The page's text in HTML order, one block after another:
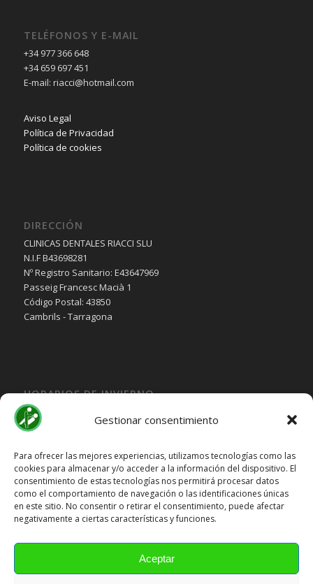
Gestionar consentimiento
Para ofrecer las mejores experiencias, utilizamos tecnologías como las
cookies para almacenar y/o acceder a la información del dispositivo. El
consentimiento de estas tecnologías nos permitirá procesar datos
como el comportamiento de navegación o las identificaciones únicas
en este sitio. No consentir o retirar el consentimiento, puede afectar
negativamente a ciertas características y funciones.
Aceptar
TELÉFONOS Y E-MAIL
+34 977 366 648
+34 659 697 451
E-mail: riacci@hotmail.com
Aviso Legal
Política de Privacidad
Política de cookies
DIRECCIÓN
CLINICAS DENTALES RIACCI SLU
N.I.F B43698281
Nº Registro Sanitario: E43647969
Passeig Francesc Macià 1
Código Postal: 43850
Cambrils - Tarragona
HORARIOS DE INVIERNO
Lunes, Martes, Jueves y Viernes:
10:00H a 15:30H
Miercoles:
15:30H a 19:30H
Sábado y DomingoCerrado
HORARIOS DE VERANO
Cerrado